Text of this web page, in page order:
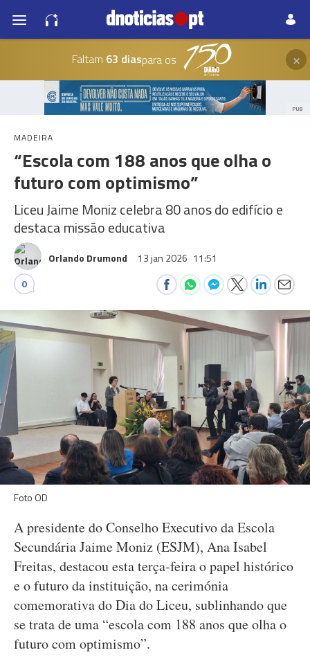
Faltam 63 diaspara os ×
PUB
MADEIRA
“Escola com 188 anos que olha o
futuro com optimismo”
Liceu Jaime Moniz celebra 80 anos do edifício e
destaca missão educativa
Orlando Drumond 13 jan 2026 11:51
0
Foto OD
A presidente do Conselho Executivo da Escola
Secundária Jaime Moniz (ESJM), Ana Isabel
Freitas, destacou esta terça-feira o papel histórico
e o futuro da instituição, na cerimónia
comemorativa do Dia do Liceu, sublinhando que
se trata de uma “escola com 188 anos que olha o
futuro com optimismo”.